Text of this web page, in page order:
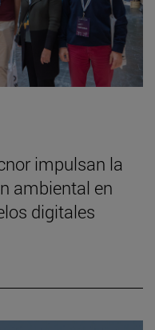
impulsan la
ambiental en
digitales